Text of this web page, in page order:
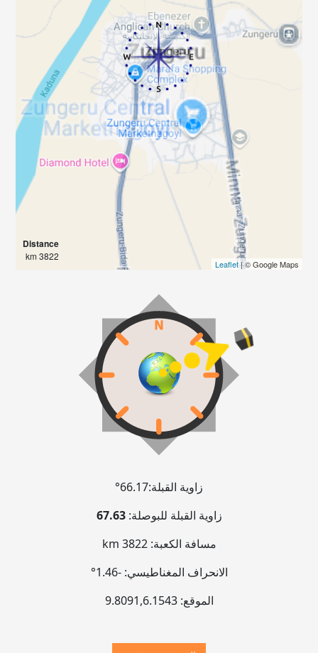
Distance
3822 km
Leaflet| © Google Maps
زاوية القبلة:66.17°
زاوية القبلة للبوصلة:67.63
مسافة الكعبة:3822 km
الانحراف المغناطيسي:-1.46°
الموقع:
9.8091,6.1543